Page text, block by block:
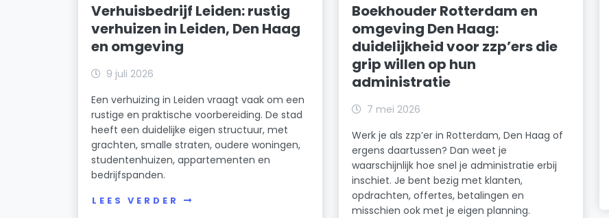
Verhuisbedrijf Leiden: rustig
verhuizen in Leiden, Den Haag
en omgeving
9 juli 2026
Een verhuizing in Leiden vraagt vaak om een
rustige en praktische voorbereiding. De stad
heeft een duidelijke eigen structuur, met
grachten, smalle straten, oudere woningen,
studentenhuizen, appartementen en
bedrijfspanden.
LEES VERDER
Boekhouder Rotterdam en
omgeving Den Haag:
duidelijkheid voor zzp’ers die
grip willen op hun
administratie
7 mei 2026
Werk je als zzp’er in Rotterdam, Den Haag of
ergens daartussen? Dan weet je
waarschijnlijk hoe snel je administratie erbij
inschiet. Je bent bezig met klanten,
opdrachten, offertes, betalingen en
misschien ook met je eigen planning.